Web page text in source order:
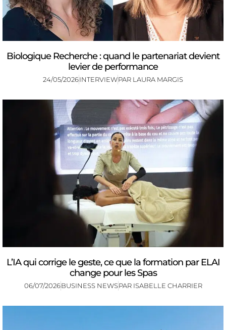
Biologique Recherche : quand le partenariat devient
levier de performance
24/05/2026INTERVIEWPAR LAURA MARGIS
L’IA qui corrige le geste, ce que la formation par ELAI
change pour les Spas
06/07/2026BUSINESS NEWSPAR ISABELLE CHARRIER